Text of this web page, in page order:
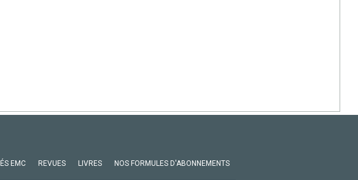
EMC REVUES LIVRES NOS FORMULES D'ABONNEMENTS